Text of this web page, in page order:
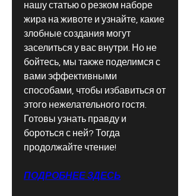
нашу статью о резком наборе
жира на животе и узнайте, какие
злобные создания могут
заселиться у вас внутри. Но не
бойтесь, мы также поделимся с
вами эффективными
способами, чтобы избавиться от
этого нежелательного гостя.
Готовы узнать правду и
бороться с ней? Тогда
продолжайте чтение!
ПОДРОБНЕЕ ЗДЕСЬ